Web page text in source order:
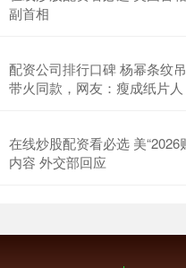
副首相
配资公司排行口碑 杨幂条纹
带火同款，网友：瘦成纸片人
在线炒股配资看必选 美
内容 外交部回应